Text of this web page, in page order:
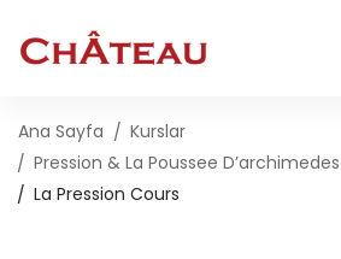
Ana Sayfa
Kurslar
Pression & La Poussee D’archimedes
La Pression Cours